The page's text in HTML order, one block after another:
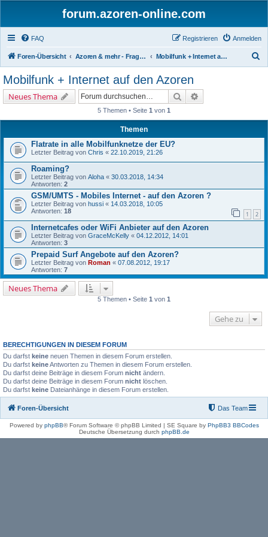
forum.azoren-online.com
FAQ Anmelden
Registrieren
Foren-Übersicht Azoren & mehr - Fragen und Antworten zu allgemeinen Themen rund um die 9 Inseln Mobilfunk + Internet auf den Azoren
Mobilfunk + Internet auf den Azoren
Neues Thema Suche
5 Themen • Seite 1 von 1
Themen
Flatrate in alle Mobilfunknetze der EU?
Letzter Beitrag von Chris « 22.10.2019, 21:26
Roaming?
Letzter Beitrag von Aloha « 30.03.2018, 14:34
Antworten: 2
GSM/UMTS - Mobiles Internet - auf den Azoren ?
Letzter Beitrag von hussi « 14.03.2018, 10:05
Antworten: 18 1 2
Internetcafes oder WiFi Anbieter auf den Azoren
Letzter Beitrag von GraceMcKelly « 04.12.2012, 14:01
Antworten: 3
Prepaid Surf Angebote auf den Azoren?
Letzter Beitrag von Roman « 07.08.2012, 19:17
Antworten: 7
Neues Thema
5 Themen • Seite 1 von 1
Gehe zu
BERECHTIGUNGEN IN DIESEM FORUM
Du darfst keine neuen Themen in diesem Forum erstellen.
Du darfst keineAntworten zu Themen in diesem Forum erstellen.
Du darfst deine Beiträge in diesem Forum nicht ändern.
Du darfst deine Beiträge in diesem Forum nicht löschen.
Du darfst keine Dateianhänge in diesem Forum erstellen.
Foren-Übersicht Das Team
Powered by phpBB® Forum Software © phpBB Limited | SE Square by PhpBB3 BBCodes
Deutsche Übersetzung durch phpBB.de